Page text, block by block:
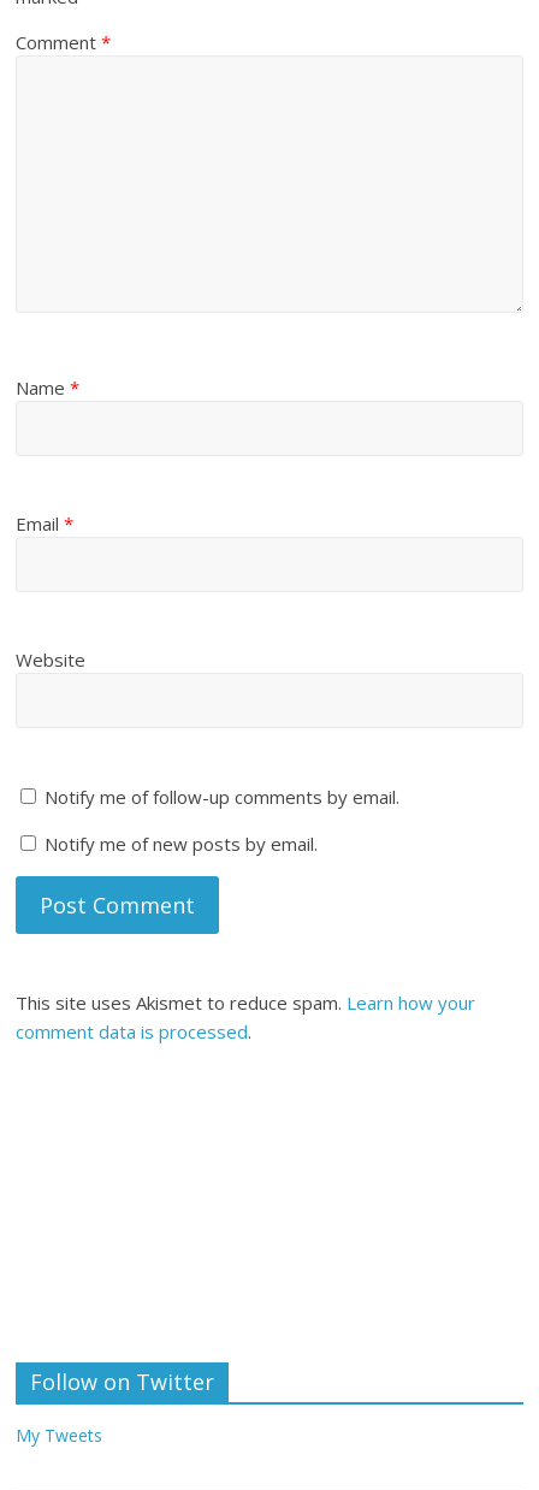
Comment*
Name*
Email*
Website
Notify me of follow-up comments by email.
Notify me of new posts by email.
This site uses Akismet to reduce spam. Learn how your
comment data is processed.
Follow on Twitter
My Tweets